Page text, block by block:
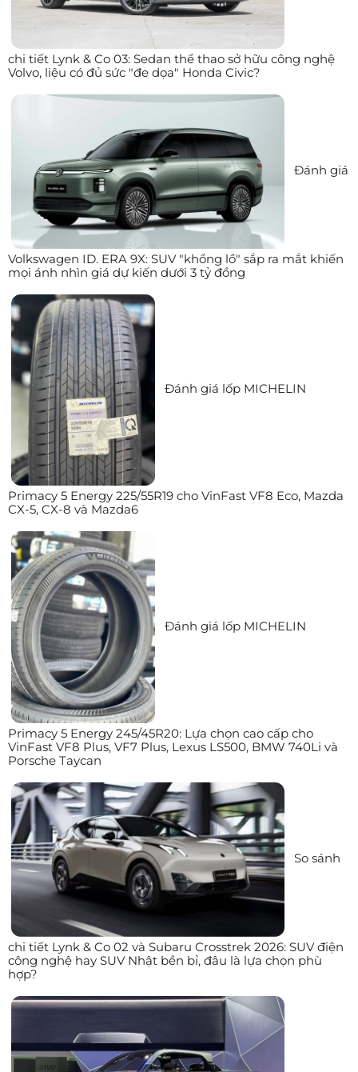
chi tiết Lynk & Co 03: Sedan thể thao sở hữu công nghệ
Volvo, liệu có đủ sức "đe dọa" Honda Civic?
Đánh giá
Volkswagen ID. ERA 9X: SUV "khổng lồ" sắp ra mắt khiến
mọi ánh nhìn giá dự kiến dưới 3 tỷ đồng
Đánh giá lốp MICHELIN
Primacy 5 Energy 225/55R19 cho VinFast VF8 Eco, Mazda
CX-5, CX-8 và Mazda6
Đánh giá lốp MICHELIN
Primacy 5 Energy 245/45R20: Lựa chọn cao cấp cho
VinFast VF8 Plus, VF7 Plus, Lexus LS500, BMW 740Li và
Porsche Taycan
So sánh
chi tiết Lynk & Co 02 và Subaru Crosstrek 2026: SUV điện
công nghệ hay SUV Nhật bền bỉ, đâu là lựa chọn phù
hợp?